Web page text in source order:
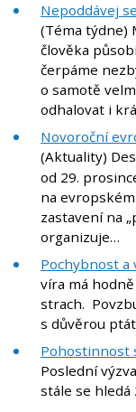
Nepoddávej
(Téma týdne)
člověka
čerpáme
o samotě
odhalovat i
Novoroční
(Aktuality)
od 29.
na
zastavení na
organizuje…
Pochybnost a
víra má
strach.
s důvěrou
Pohostinnost
Poslední
stále se